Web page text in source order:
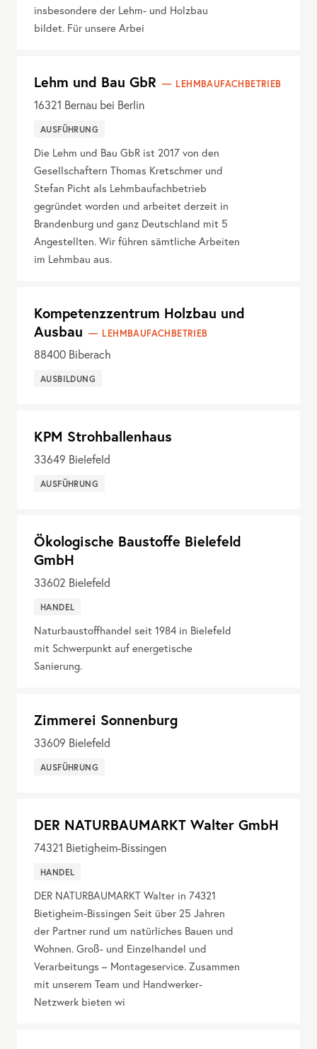
insbesondere der Lehm- und Holzbau
bildet. Für unsere Arbei
Lehm und Bau GbR LEHMBAUFACHBETRIEB
16321 Bernau bei Berlin
AUSFÜHRUNG
Die Lehm und Bau GbR ist 2017 von den
Gesellschaftern Thomas Kretschmer und
Stefan Picht als Lehmbaufachbetrieb
gegründet worden und arbeitet derzeit in
Brandenburg und ganz Deutschland mit 5
Angestellten. Wir führen sämtliche Arbeiten
im Lehmbau aus.
Kompetenzzentrum Holzbau und
Ausbau
LEHMBAUFACHBETRIEB
88400 Biberach
AUSBILDUNG
KPM Strohballenhaus
33649 Bielefeld
AUSFÜHRUNG
Ökologische Baustoffe Bielefeld
GmbH
33602 Bielefeld
HANDEL
Naturbaustoffhandel seit 1984 in Bielefeld
mit Schwerpunkt auf energetische
Sanierung.
Zimmerei Sonnenburg
33609 Bielefeld
AUSFÜHRUNG
DER NATURBAUMARKT Walter GmbH
74321 Bietigheim-Bissingen
HANDEL
DER NATURBAUMARKT Walter in 74321
Bietigheim-Bissingen Seit über 25 Jahren
der Partner rund um natürliches Bauen und
Wohnen. Groß- und Einzelhandel und
Verarbeitungs – Montageservice. Zusammen
mit unserem Team und Handwerker-
Netzwerk bieten wi